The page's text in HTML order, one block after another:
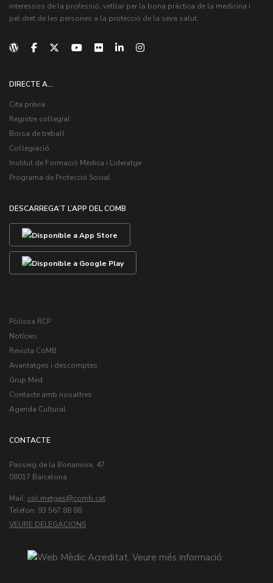
interessos de la professió, vetllar per la bona pràctica de la medicina i
pel dret de les persones a la protecció de la seva salut.
DIRECTE A...
Cita prèvia
Registre col·legial
Borsa de treball
Col·legiació
Institut de Formació Mèdica i Lideratge
Programa de Protecció Social
DESCARREGA’T L’APP DEL COMB
Pòlissa RCP
Notícies
Revista CoMB
Avantatges i descomptes
Grup Med
Contacte amb nosaltres
Agenda Cultural
CONTACTE
Passeig de la Bonanova, 47
08017 Barcelona
Mail: col.metges
Teléfon: 93 567 88 88
VEURE DELEGACIONS